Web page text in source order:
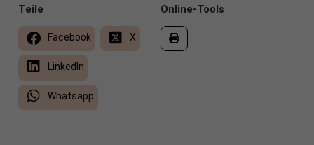
Online-Tools
Teile
Facebook X
LinkedIn
Whatsapp